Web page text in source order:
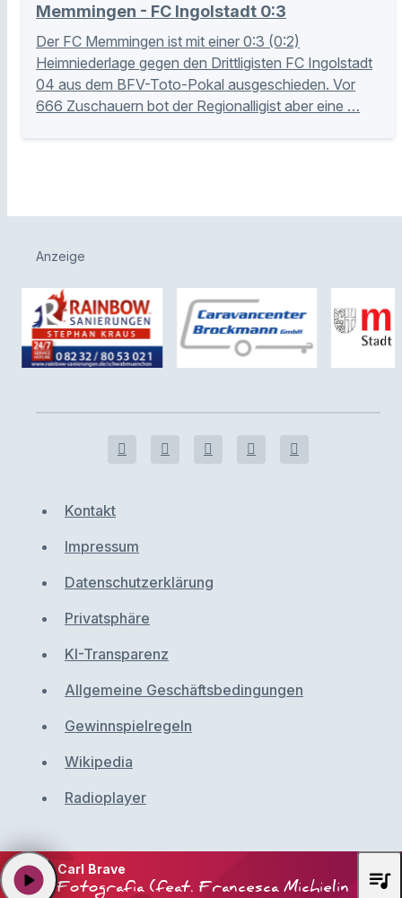
Memmingen - FC Ingolstadt 0:3
Der FC Memmingen ist mit einer 0:3 (0:2)
Heimniederlage gegen den Drittligisten FC Ingolstadt
04 aus dem BFV-Toto-Pokal ausgeschieden. Vor
666 Zuschauern bot der Regionalligist aber eine …
Anzeige
Kontakt
Impressum
Datenschutzerklärung
Privatsphäre
KI-Transparenz
Allgemeine Geschäftsbedingungen
Gewinnspielregeln
Wikipedia
Radioplayer
Carl Brave
Fotografia (feat. Francesca Michielin
play_arrow queue_music